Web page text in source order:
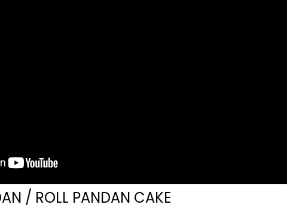
/ ROLL PANDAN CAKE